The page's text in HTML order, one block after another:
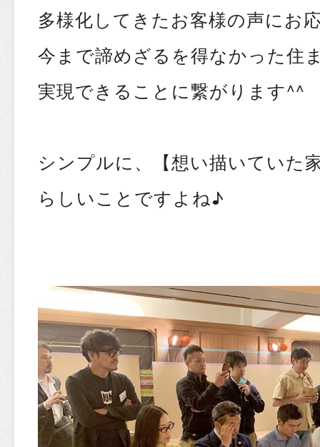
多様化してきたお客様の声にお
今まで諦めざるを得なかった住
実現できることに繋がります^^
シンプルに、【想い描いていた
らしいことですよね♪